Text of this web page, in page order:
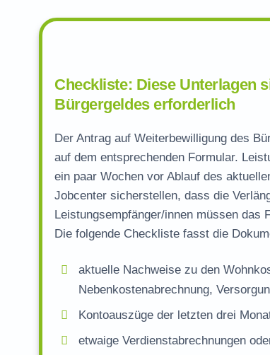
Checkliste: Diese Unterlagen
Bürgergeldes erforderlich
Der Antrag auf Weiterbewilligung des
auf dem entsprechenden Formular.
ein paar Wochen vor Ablauf des
Jobcenter sicherstellen, dass die
Leistungsempfänger/innen müssen das
Die folgende Checkliste fasst die
aktuelle Nachweise zu den
Nebenkostenabrechnung,
Kontoauszüge der letzten drei
etwaige Verdienstabrechnungen